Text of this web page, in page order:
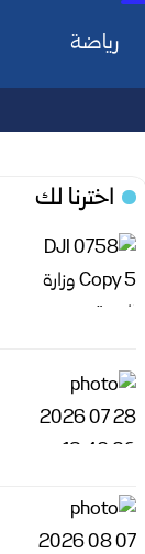
رياضة
اخترنا لك